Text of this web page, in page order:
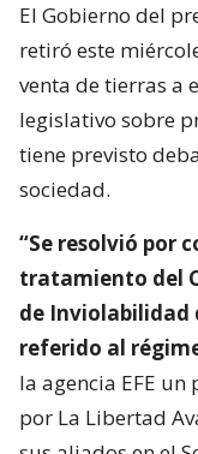
El Gobierno del
retiró este
venta de tierras a
legislativo sobre
tiene previsto
sociedad.
“Se resolvió por
tratamiento del
de Inviolabilidad
referido al
la agencia EFE
por La Libertad